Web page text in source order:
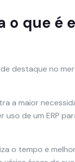
o que é
destaque no
a maior
de um ERP
o tempo e